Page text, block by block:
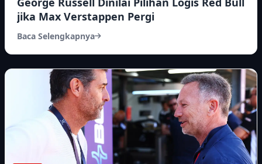
jika Max Verstappen Pergi
Baca Selengkapnya